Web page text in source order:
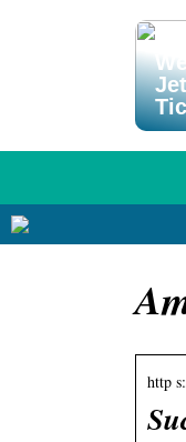
http